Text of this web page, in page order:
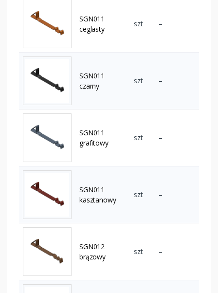
SGN011
ceglasty
szt –
SGN011
czarny
szt –
SGN011
grafitowy
szt –
SGN011
kasztanowy
szt –
SGN012
brązowy
szt –